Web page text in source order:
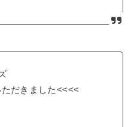
だきました<<<<